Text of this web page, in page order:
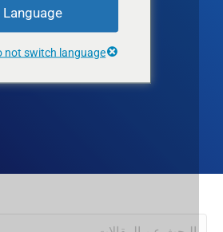
النحاس
Language
do not switch language